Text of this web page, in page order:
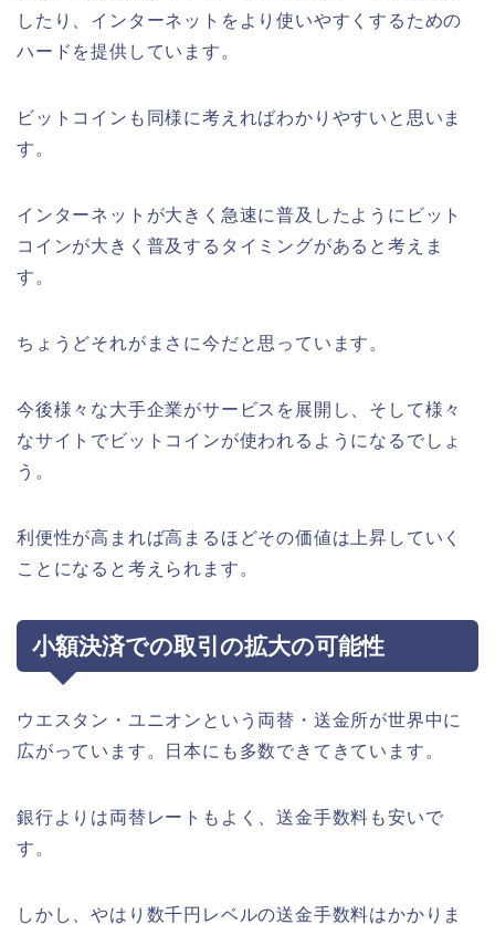
したり、インターネットをより使いやすくするための
ハードを提供しています。
ビットコインも同様に考えればわかりやすいと思いま
す。
インターネットが大きく急速に普及したようにビット
コインが大きく普及するタイミングがあると考えま
す。
ちょうどそれがまさに今だと思っています。
今後様々な大手企業がサービスを展開し、そして様々
なサイトでビットコインが使われるようになるでしょ
う。
利便性が高まれば高まるほどその価値は上昇していく
ことになると考えられます。
小額決済での取引の拡大の可能性
ウエスタン・ユニオンという両替・送金所が世界中に
広がっています。日本にも多数できてきています。
銀行よりは両替レートもよく、送金手数料も安いで
す。
しかし、やはり数千円レベルの送金手数料はかかりま